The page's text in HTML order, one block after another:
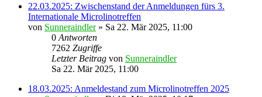
22.03.2025: Zwischenstand der Anmeldungen fürs 3.
Internationale Microlinotreffen
von Sunneraindler» Sa 22. Mär 2025, 11:00
0 Antworten
7262 Zugriffe
Letzter Beitrag von Sunneraindler
Sa 22. Mär 2025, 11:00
18.03.2025: Anmeldestand zum Microlinotreffen 2025